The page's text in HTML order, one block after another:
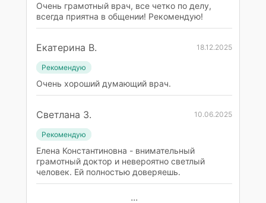
Очень грамотный врач, все четко по делу,
всегда приятна в общении! Рекомендую!
Екатерина В. 18.12.2025
Рекомендую
Очень хороший думающий врач.
Светлана З. 10.06.2025
Рекомендую
Елена Константиновна - внимательный
грамотный доктор и невероятно светлый
человек. Ей полностью доверяешь.
...